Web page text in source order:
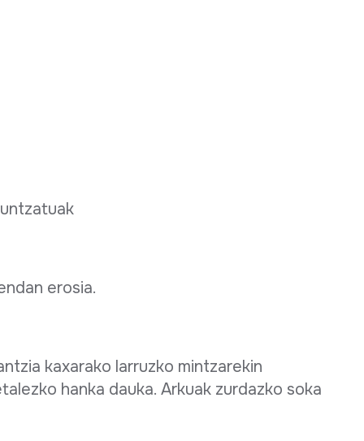
erosia.
kaxarako larruzko mintzarekin
hanka dauka. Arkuak zurdazko soka